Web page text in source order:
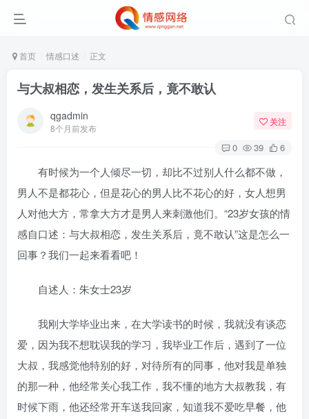
首页 情感口述 正文
与大叔相恋，发生关系后，竟不敢认
qgadmin
8个月前发布
关注
0 39 6
有时候为一个人倾尽一切，却比不过别人什么都不做，
男人不是都花心，但是花心的男人比不花心的好，女人想男
人对他大方，常拿大方才是男人来刺激他们。“23岁女孩的情
感自口述：与大叔相恋，发生关系后，竟不敢认”这是怎么一
回事？我们一起来看看吧！
自述人：朱女士23岁
我刚大学毕业出来，在大学读书的时候，我就没有谈恋
爱，因为我不想耽误我的学习，我毕业工作后，遇到了一位
大叔，我感觉他特别的好，对待所有的同事，他对我是单独
的那一种，他经常关心我工作，我不懂的地方大叔教我，有
时候下雨，他还经常开车送我回家，知道我不爱吃早餐，他